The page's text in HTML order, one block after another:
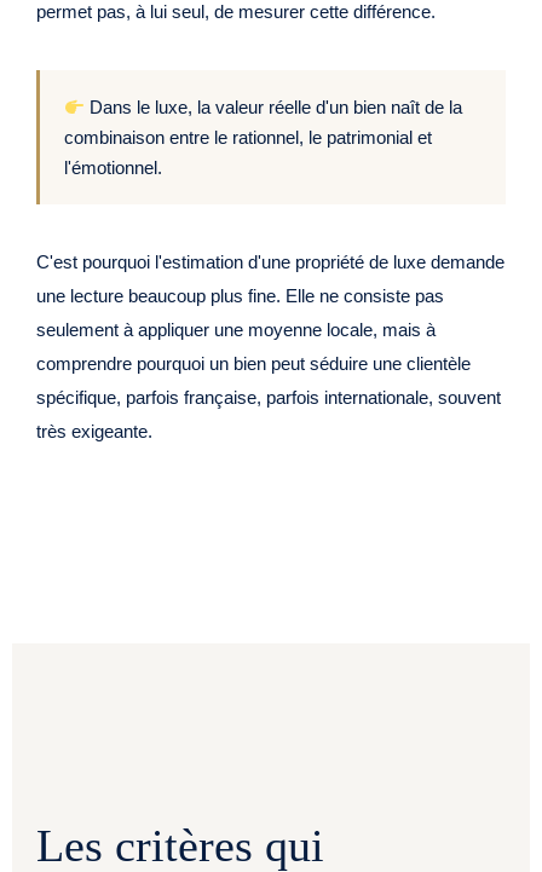
permet pas, à lui seul, de mesurer cette différence.
Dans le luxe, la valeur réelle d'un bien naît de la
combinaison entre le rationnel, le patrimonial et
l'émotionnel.
C'est pourquoi l'estimation d'une propriété de luxe demande
une lecture beaucoup plus fine. Elle ne consiste pas
seulement à appliquer une moyenne locale, mais à
comprendre pourquoi un bien peut séduire une clientèle
spécifique, parfois française, parfois internationale, souvent
très exigeante.
Les critères qui